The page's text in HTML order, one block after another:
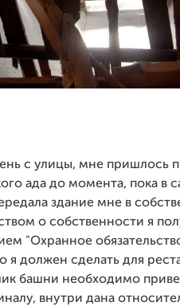
с улицы, мне пришлось
ада до момента, пока в
здание мне в
о собственности я
"Охранное
я должен сделать для
башни необходимо
внутри дана